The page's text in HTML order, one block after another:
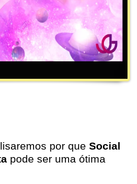
por que Social
pode ser uma ótima